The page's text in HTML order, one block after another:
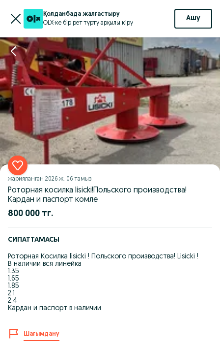
Қолданбада жалғастыру
OLX-ке бір рет түрту арқылы кіру
Ашу
жарияланған 2026 ж. 06 тамыз
Роторная косилка lisicki!Польского производства!
Кардан и паспорт комле
800 000 тг.
СИПАТТАМАСЫ
Роторная Косилка lisicki ! Польского производства! Lisicki !
В наличии вся линейка
1.35
1.65
1.85
2.1
2.4
Кардан и паспорт в наличии
Шағымдану